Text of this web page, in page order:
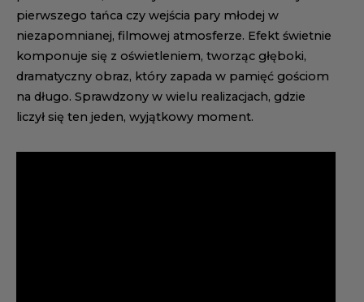
pierwszego tańca czy wejścia pary młodej w
niezapomnianej, filmowej atmosferze. Efekt świetnie
komponuje się z oświetleniem, tworząc głęboki,
dramatyczny obraz, który zapada w pamięć gościom
na długo. Sprawdzony w wielu realizacjach, gdzie
liczył się ten jeden, wyjątkowy moment.